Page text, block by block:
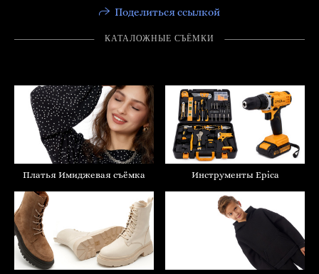
Поделиться ссылкой
КАТАЛОЖНЫЕ СЪËМКИ
Платья Имиджевая съёмка Инструменты Epica